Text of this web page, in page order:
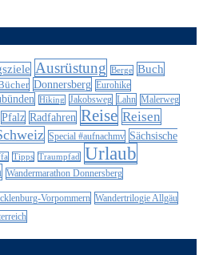
Ausrüstung Berge Buch
Donnersberg Eurohike
Hiking Jakobsweg Lahn Malerweg
Pfalz Radfahren Reise Reisen
Special #aufnachmv Sächsische
Tipps Traumpfad Urlaub
Wandermarathon Donnersberg
Vorpommern Wandertrilogie Allgäu